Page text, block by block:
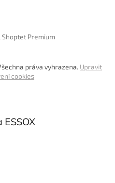
Premium
práva vyhrazena. Upravit
cookies